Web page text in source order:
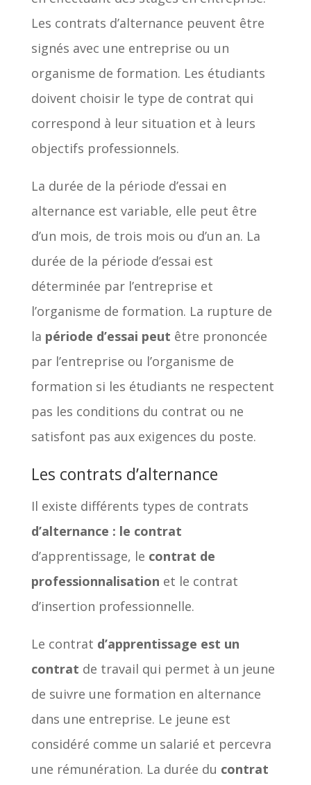
Les contrats d’alternance peuvent être
signés avec une entreprise ou un
organisme de formation. Les étudiants
doivent choisir le type de contrat qui
correspond à leur situation et à leurs
objectifs professionnels.
La durée de la période d’essai en
alternance est variable, elle peut être
d’un mois, de trois mois ou d’un an. La
durée de la période d’essai est
déterminée par l’entreprise et
l’organisme de formation. La rupture de
la période d’essai peut être prononcée
par l’entreprise ou l’organisme de
formation si les étudiants ne respectent
pas les conditions du contrat ou ne
satisfont pas aux exigences du poste.
Les contrats d’alternance
Il existe différents types de contrats
d’alternance : le contrat
d’apprentissage, le contrat de
professionnalisation et le contrat
d’insertion professionnelle.
Le contrat d’apprentissage est un
contrat de travail qui permet à un jeune
de suivre une formation en alternance
dans une entreprise. Le jeune est
considéré comme un salarié et percevra
une rémunération. La durée du contrat